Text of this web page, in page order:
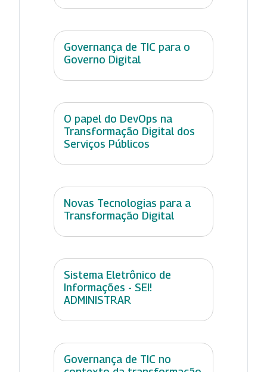
Governança de TIC para o
Governo Digital
O papel do DevOps na
Transformação Digital dos
Serviços Públicos
Novas Tecnologias para a
Transformação Digital
Sistema Eletrônico de
Informações - SEI!
ADMINISTRAR
Governança de TIC no